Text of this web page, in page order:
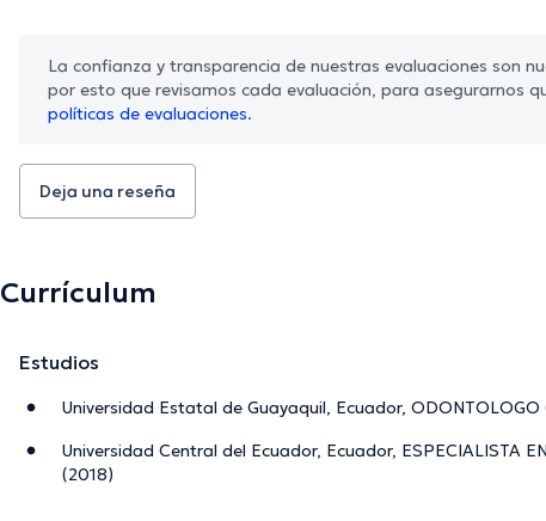
La confianza y transparencia de nuestras evaluaciones son
por esto que revisamos cada evaluación, para asegurarnos
políticas de evaluaciones.
Deja una reseña
Currículum
Estudios
Universidad Estatal de Guayaquil, Ecuador, ODONTOLOGO
Universidad Central del Ecuador, Ecuador, ESPECIALISTA
(2018)